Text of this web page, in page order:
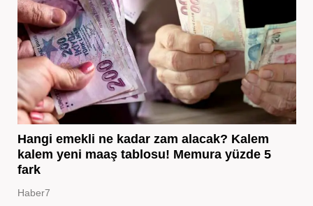
Hangi emekli ne kadar zam alacak? Kalem
kalem yeni maaş tablosu! Memura yüzde 5
fark
Haber7